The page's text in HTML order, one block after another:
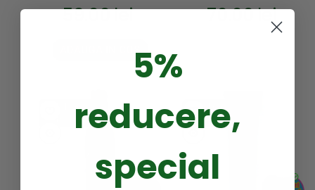
59.00lei
ADAUGA IN COS
70.00lei
STOC
EPUIZAT
STOC
EPUIZAT
5%
reducere,
special